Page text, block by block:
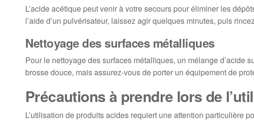
L’acide acétique peut venir à votre secours pour éliminer les
l’aide d’un pulvérisateur, laissez agir quelques minutes, puis
Nettoyage des surfaces métalliques
Pour le nettoyage des surfaces métalliques, un mélange d’acide
brosse douce, mais assurez-vous de porter un équipement de
Précautions à prendre lors de
L’utilisation de produits acides requiert une attention particulière